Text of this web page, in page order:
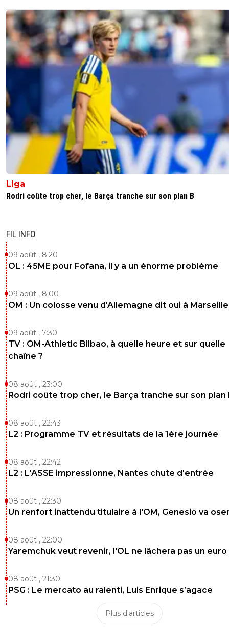
Liga
Rodri coûte trop cher, le Barça tranche sur son plan B
FIL INFO
09 août , 8:20
OL : 45ME pour Fofana, il y a un énorme problème
09 août , 8:00
OM : Un colosse venu d'Allemagne dit oui à Marseille
09 août , 7:30
TV : OM-Athletic Bilbao, à quelle heure et sur quelle
chaîne ?
08 août , 23:00
Rodri coûte trop cher, le Barça tranche sur son plan
08 août , 22:43
L2 : Programme TV et résultats de la 1ère journée
08 août , 22:42
L2 : L'ASSE impressionne, Nantes chute d'entrée
08 août , 22:30
Un renfort inattendu titulaire à l'OM, Genesio va
08 août , 22:00
Yaremchuk veut revenir, l'OL ne lâchera pas un euro
08 août , 21:30
PSG : Le mercato au ralenti, Luis Enrique s’agace
Plus d'articles